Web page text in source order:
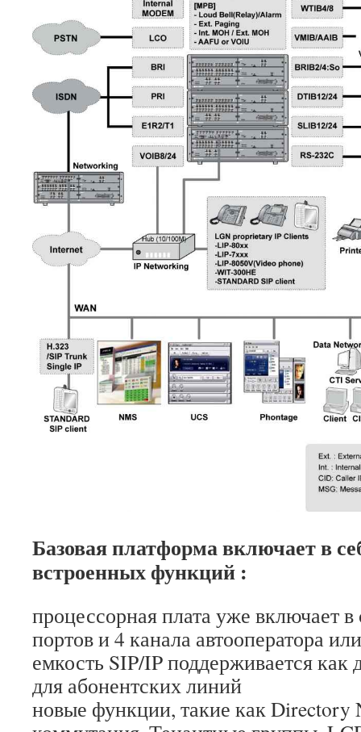
Базовая платформа включает в
встроенных функций :
процессорная плата уже включает в
портов и 4 канала автооператора
емкость SIP/IP поддерживается как
для абонентских линий
новые функции, такие как Directory